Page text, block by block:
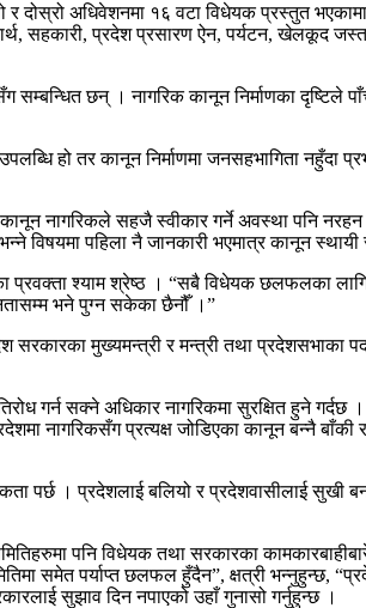
दोस्रो अधिवेशनमा १६ वटा विधेयक प्रस्तुत
सहकारी, प्रदेश प्रसारण ऐन, पर्यटन, खेलकूद
छन् । नागरिक कानून निर्माणका दृष्टिले
हो तर कानून निर्माणमा जनसहभागिता नहुँदा
नागरिकले सहजै स्वीकार गर्ने अवस्था पनि
विषयमा पहिला नै जानकारी भएमात्र कानून
प्रवक्ता श्याम श्रेष्ठ । “सबै विधेयक छलफलका
भने पुग्न सकेका छैनौँ ।”
मुख्यमन्त्री र मन्त्री तथा प्रदेशसभाका
गर्न सक्ने अधिकार नागरिकमा सुरक्षित हुने गर्दछ
नागरिकसँग प्रत्यक्ष जोडिएका कानून बन्नै बाँकी
पर्छ । प्रदेशलाई बलियो र प्रदेशवासीलाई सुखी
पनि विधेयक तथा सरकारका
समेत पर्याप्त छलफल हुँदैन”, क्षत्री भन्नुहुन्छ,
सुझाव दिन नपाएको उहाँ गुनासो गर्नुहुन्छ ।